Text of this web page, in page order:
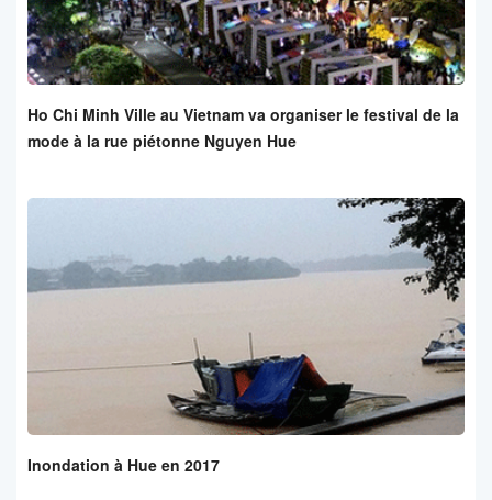
Ho Chi Minh Ville au Vietnam va organiser le festival de la
mode à la rue piétonne Nguyen Hue
Inondation à Hue en 2017